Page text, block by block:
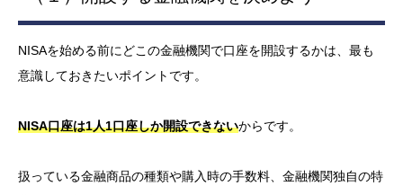
NISAを始める前にどこの金融機関で口座を開設するかは、最も
意識しておきたいポイントです。
NISA口座は1人1口座しか開設できないからです。
扱っている金融商品の種類や購入時の手数料、金融機関独自の特